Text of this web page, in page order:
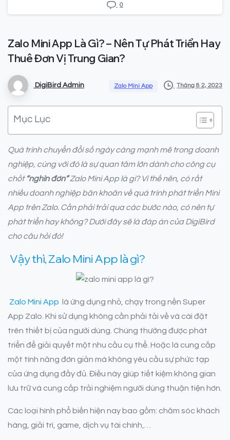
0
Zalo MiniApp LàGì?– NênTự PhátTriển Hay
ThuêĐơnVịTrung Gian?
DigiBird Admin Zalo Mini App Tháng 8 2, 2023
Mục Lục
Quá trình chuyển đổi số ngày càng mạnh mẽ trong doanh
nghiệp, cùng với đó là sự quan tâm lớn dành cho công cụ
chốt“nghìn đơn”Zalo Mini App là gì? Vì thế nên, có rất
nhiều doanh nghiệp băn khoăn về quá trình phát triển Mini
App trên Zalo. Cần phải trải qua các bước nào, có nên tự
phát triển hay không? Dưới đây sẽ là đáp án của DigiBird
cho câu hỏi đó!
Vậy thì, Zalo Mini App là gì?
Zalo Mini App
là ứng dụng nhỏ, chạy trong nền Super
App Zalo. Khi sử dụng không cần phải tải về và cài đặt
trên thiết bị của người dùng. Chúng thường được phát
triển để giải quyết một nhu cầu cụ thể. Hoặc là cung cấp
một tính năng đơn giản mà không yêu cầu sự phức tạp
của ứng dụng đầy đủ. Điều này giúp tiết kiệm không gian
lưu trữ và cung cấp trải nghiệm người dùng thuận tiện hơn.
Các loại hình phổ biến hiện nay bao gồm: chăm sóc khách
hàng, giải trí, game, dịch vụ tài chính,…